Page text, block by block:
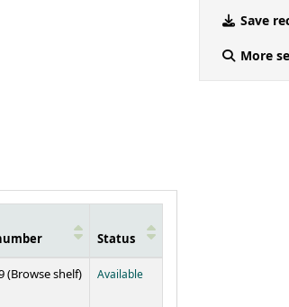
Status
(Browse shelf(Opens below)
) Available
Save
More